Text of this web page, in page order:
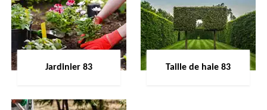
Jardinier 83 Taille de haie 83